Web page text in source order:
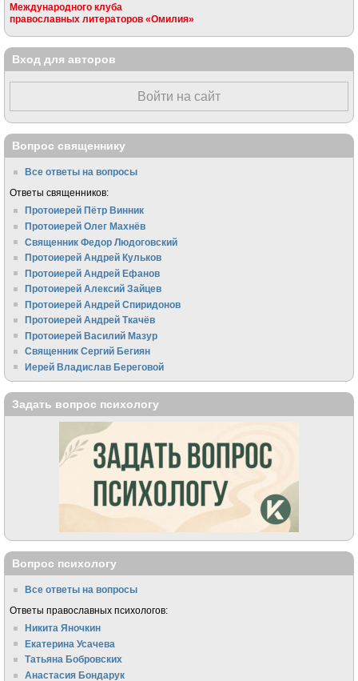
Международного клуба
православных литераторов «Омилия»
Вход для авторов
Войти на сайт
Вопрос священнику
Все ответы на вопросы
Ответы священников:
Протоиерей Пётр Винник
Протоиерей Олег Махнёв
Священник Федор Людоговский
Протоиерей Андрей Кульков
Протоиерей Андрей Ефанов
Протоиерей Алексий Зайцев
Протоиерей Андрей Спиридонов
Протоиерей Андрей Ткачёв
Протоиерей Василий Мазур
Священник Сергий Бегиян
Иерей Владислав Береговой
Задать вопрос психологу
Вопрос психологу
Все ответы на вопросы
Ответы православных психологов:
Никита Яночкин
Екатерина Усачева
Татьяна Бобровских
Анастасия Бондарук